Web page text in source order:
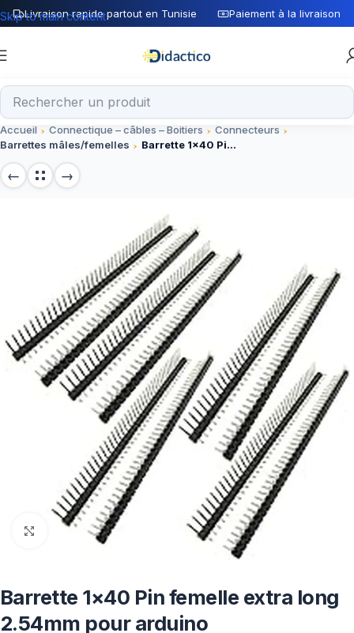
Livraison rapide partout en Tunisie Paiement à la livraison
Skip to main content
Accueil Connectique – câbles – Boitiers
Connecteurs
Barrettes mâles/femelles
Barrette 1×40 Pin femelle extra long 2.54mm pour arduino
Click to enlarge
Barrette 1×40 Pin femelle extra long
2.54mm pour arduino